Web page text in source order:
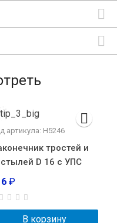
артикула: Н5246
тростей и
D 16 с УПС
₽
В корзину